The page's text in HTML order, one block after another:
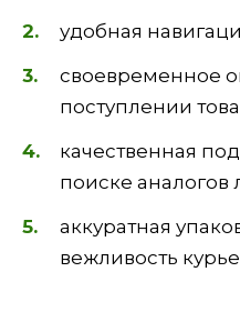
удобная
своевременное
поступлении
качественная
поиске аналогов
аккуратная
вежливость